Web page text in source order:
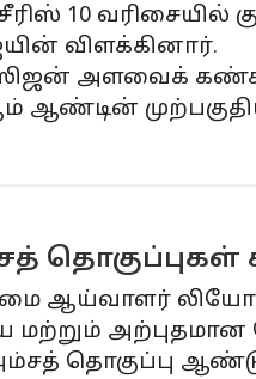
10
விளக்கினார்.
அளவைக்
ஆம் ஆண்டின்
தொகுப்புகள்
ஆய்வாளர்
மற்றும்
தொகுப்பு